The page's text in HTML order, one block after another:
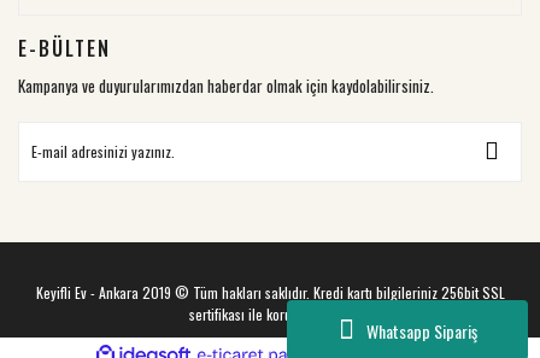
Whatsapp Sipariş
E-BÜLTEN
Kampanya ve duyurularımızdan haberdar olmak için kaydolabilirsiniz.
Keyifli Ev - Ankara 2019 © Tüm hakları saklıdır. Kredi kartı bilgileriniz 256bit SSL
sertifikası ile korunmaktadır.